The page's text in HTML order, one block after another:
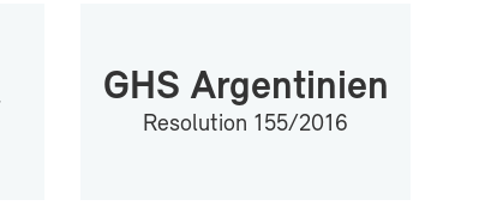
GHS Ar­gen­ti­ni­en
Re­so­lu­ti­on 155/2016